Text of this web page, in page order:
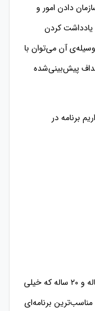
دادن امور و
یادداشت کردن
آن می‌توان با
پیش‌بینی‌شده
برنامه در
البته قالب‌های دیگری نیز وجود دارد مثلاً ۵ ساله و ۲۰ ساله که خیلی
برنامه‌ای